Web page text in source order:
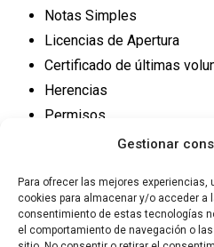
Gestionar
Para ofrecer las mejores
cookies para almacenar y/o acceder a
consentimiento de estas tecnologías
el comportamiento de navegación o
Notas Simples
Licencias de Apertura
Certificado de últimas
Herencias
Permisos
Trámites Registro